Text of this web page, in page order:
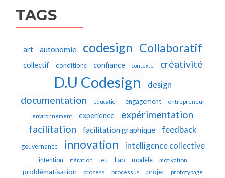
TAGS
art autonomie codesign Collaboratif
collectif conditions confiance contexte créativité
D.U Codesign design
documentation education engagement entrepreneur
environnement experience
expérimentation
facilitation
facilitation graphique feedback
gouvernance innovation intelligence collective
intention itération jeu Lab modèle motivation
problématisation process processus projet prototypage